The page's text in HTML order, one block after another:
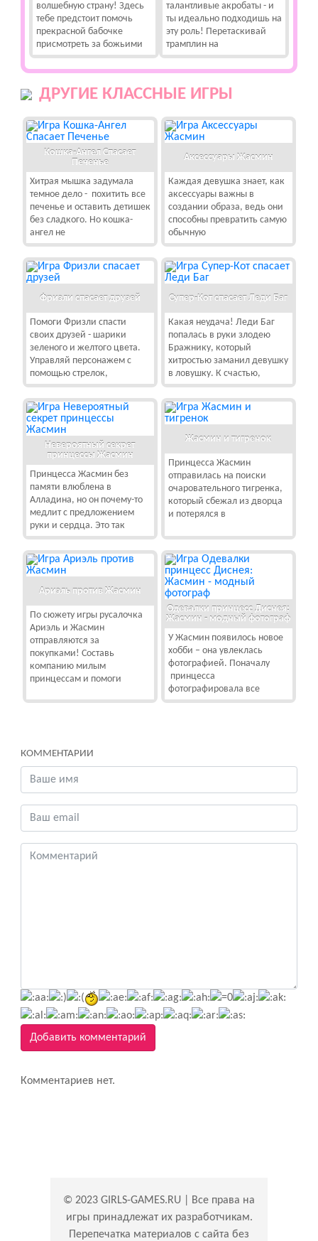
волшебную страну! Здесь
тебе предстоит помочь
прекрасной бабочке
присмотреть за божьими
талантливые акробаты - и
ты идеально подходишь на
эту роль! Перетаскивай
трамплин на
ДРУГИЕ КЛАССНЫЕ ИГРЫ
Кошка-Ангел Спасает
Печенье
Хитрая мышка задумала
темное дело - похитить все
печенье и оставить детишек
без сладкого. Но кошка-
ангел не
Аксессуары Жасмин
Каждая девушка знает, как
аксессуары важны в
создании образа, ведь они
способны превратить самую
обычную
Фризли спасает друзей
Помоги Фризли спасти
своих друзей - шарики
зеленого и желтого цвета.
Управляй персонажем с
помощью стрелок,
Супер-Кот спасает Леди Баг
Какая неудача! Леди Баг
попалась в руки злодею
Бражнику, который
хитростью заманил девушку
в ловушку. К счастью,
Невероятный секрет
принцессы Жасмин
Принцесса Жасмин без
памяти влюблена в
Алладина, но он почему-то
медлит с предложением
руки и сердца. Это так
Жасмин и тигренок
Принцесса Жасмин
отправилась на поиски
очаровательного тигренка,
который сбежал из дворца
и потерялся в
Ариэль против Жасмин
По сюжету игры русалочка
Ариэль и Жасмин
отправляются за
покупками! Составь
компанию милым
принцессам и помоги
Одевалки принцесс Диснея:
Жасмин - модный фотограф
У Жасмин появилось новое
хобби – она увлеклась
фотографией. Поначалу
принцесса
фотографировала все
КОММЕНТАРИИ
Добавить комментарий
Комментариев нет.
© 2023 GIRLS-GAMES.RU | Все права на
игры принадлежат их разработчикам.
Перепечатка материалов с сайта без